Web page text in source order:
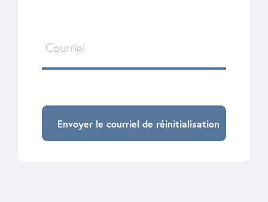
Envoyer le courriel de réinitialisation